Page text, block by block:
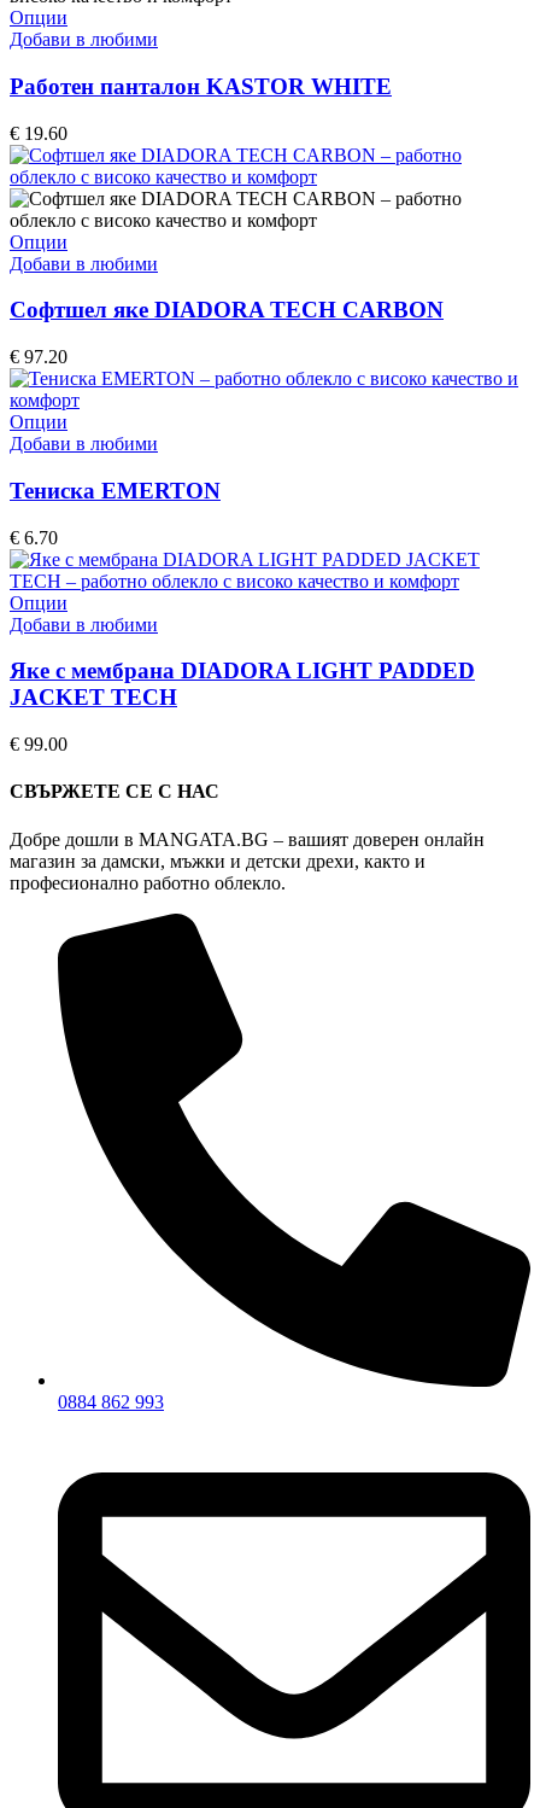
product
page
Опции
product
multiple
variants.
may
be
chosen
on
the
product
Добави в любими
Работен панталон KASTOR WHITE
€ 19.60
Опции
product
multiple
The
options
may
be
chosen
on
product
Добави в любими
Софтшел яке DIADORA TECH CARBON
€ 97.20
Опции
product
multiple
variants.
options
may
be
chosen
on
product
page
Добави в любими
Тениска EMERTON
€ 6.70
Опции
product
multiple
variants.
The
may
chosen
the
product
page
Добави в любими
Яке с мембрана DIADORA LIGHT PADDED
JACKET TECH
€ 99.00
СВЪРЖЕТЕ СЕ С НАС
Добре дошли в MANGATA.BG – вашият доверен онлайн
магазин за дамски, мъжки и детски дрехи, както и
професионално работно облекло.
0884 862 993